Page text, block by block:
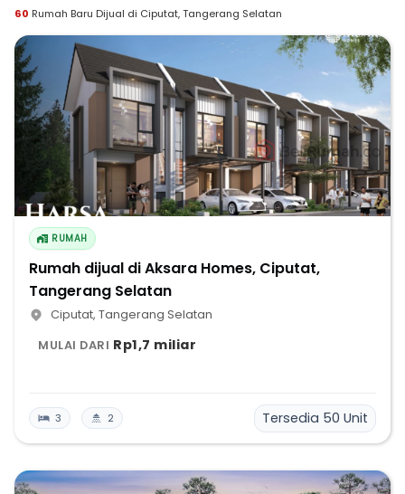
60 Rumah Baru Dijual di Ciputat, Tangerang Selatan
RUMAH
Rumah dijual di Aksara Homes, Ciputat,
Tangerang Selatan
Ciputat, Tangerang Selatan
MULAI DARI Rp1,7 miliar
3 2 Tersedia 50 Unit